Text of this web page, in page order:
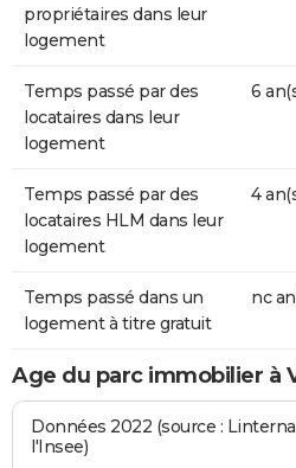
propriétaires dans leur
logement
Temps passé par des
locataires dans leur
logement
6
Temps passé par des
locataires HLM dans leur
logement
4
Temps passé dans un
logement à titre gratuit
nc
Age du parc immobilier à
Données 2022 (source :
l'Insee)